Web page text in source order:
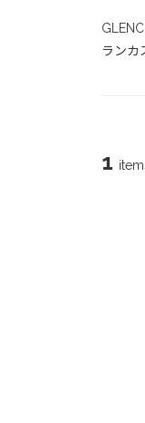
ランカ
1